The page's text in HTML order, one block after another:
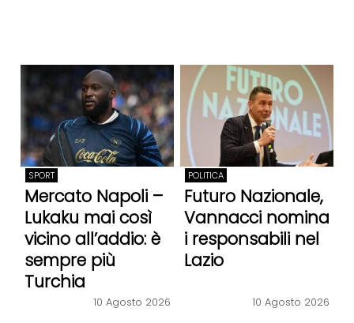
SPORT
Mercato Napoli –
Lukaku mai così
vicino all’addio: è
sempre più
Turchia
10 Agosto 2026
POLITICA
Futuro Nazionale,
Vannacci nomina
i responsabili nel
Lazio
10 Agosto 2026